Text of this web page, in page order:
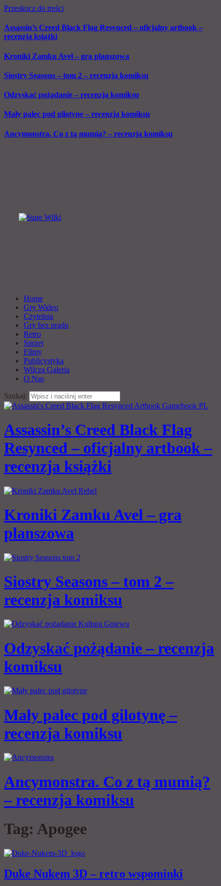
Przeskocz do treści
Assassin’s Creed Black Flag Resynced – oficjalny artbook –
recenzja książki
Kroniki Zamku Avel – gra planszowa
Siostry Seasons – tom 2 – recenzja komiksu
Odzyskać pożądanie – recenzja komiksu
Mały palec pod gilotynę – recenzja komiksu
Ancymonstra. Co z tą mumią? – recenzja komiksu
Home
Gry Wideo
Czytelnia
Gry bez prądu
Retro
Sprzęt
Filmy
Publicystyka
Wilcza Galeria
O Nas
Szukaj:
Assassin’s Creed Black Flag
Resynced – oficjalny artbook –
recenzja książki
Kroniki Zamku Avel – gra
planszowa
Siostry Seasons – tom 2 –
recenzja komiksu
Odzyskać pożądanie – recenzja
komiksu
Mały palec pod gilotynę –
recenzja komiksu
Ancymonstra. Co z tą mumią?
– recenzja komiksu
Tag: Apogee
Duke Nukem 3D – retro wspominki